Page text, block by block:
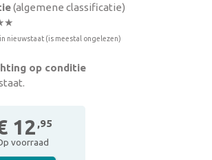
(algemene classificatie)
nieuwstaat (is meestal ongelezen)
op conditie
12 ,95
voorraad